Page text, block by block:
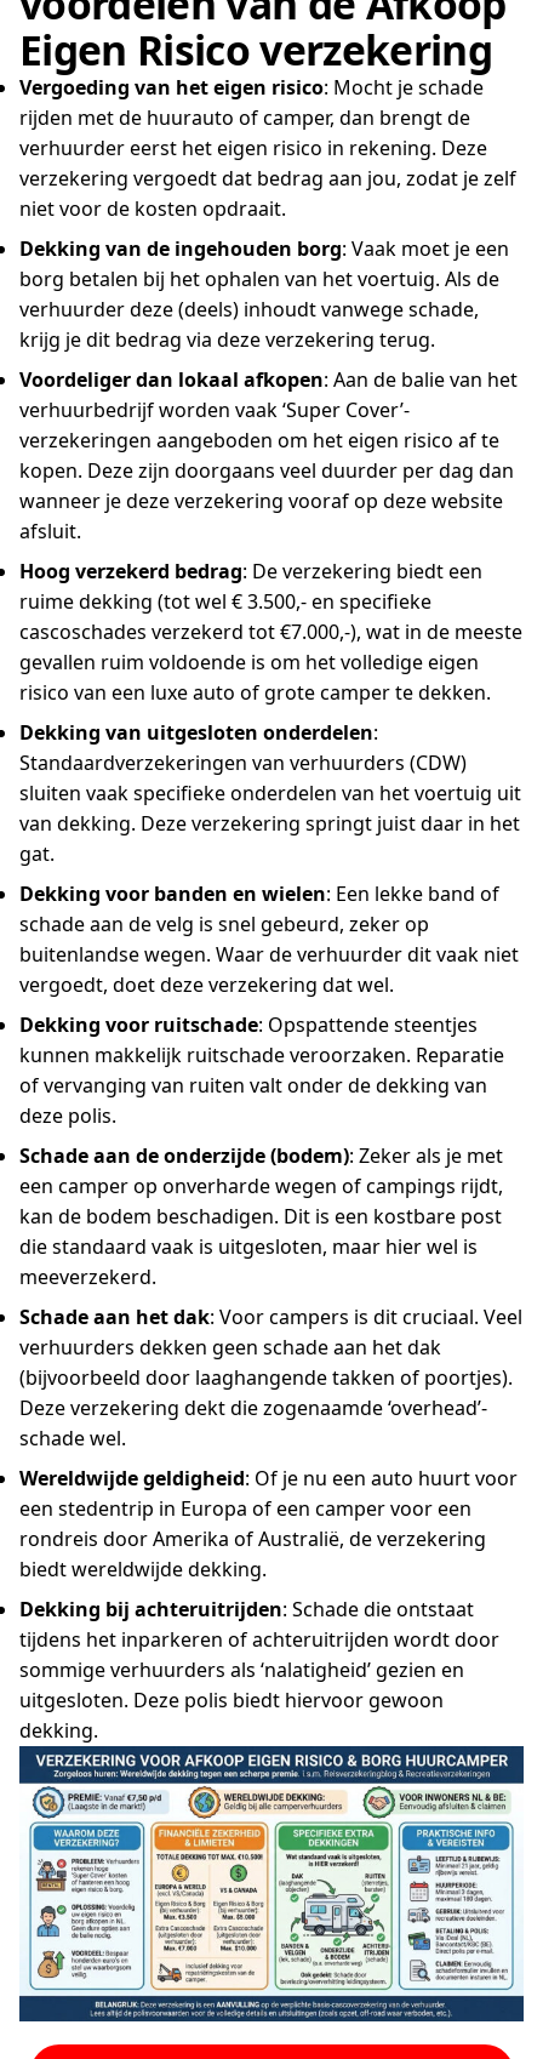
Eigen Risico verzekering
Vergoeding van het eigen risico: Mocht je schade
rijden met de huurauto of camper, dan brengt de
verhuurder eerst het eigen risico in rekening. Deze
verzekering vergoedt dat bedrag aan jou, zodat je zelf
niet voor de kosten opdraait.
Dekking van de ingehouden borg: Vaak moet je een
borg betalen bij het ophalen van het voertuig. Als de
verhuurder deze (deels) inhoudt vanwege schade,
krijg je dit bedrag via deze verzekering terug.
Voordeliger dan lokaal afkopen: Aan de balie van het
verhuurbedrijf worden vaak ‘Super Cover’-
verzekeringen aangeboden om het eigen risico af te
kopen. Deze zijn doorgaans veel duurder per dag dan
wanneer je deze verzekering vooraf op deze website
afsluit.
Hoog verzekerd bedrag: De verzekering biedt een
ruime dekking (tot wel € 3.500,- en specifieke
cascoschades verzekerd tot €7.000,-), wat in de meeste
gevallen ruim voldoende is om het volledige eigen
risico van een luxe auto of grote camper te dekken.
Dekking van uitgesloten onderdelen:
Standaardverzekeringen van verhuurders (CDW)
sluiten vaak specifieke onderdelen van het voertuig uit
van dekking. Deze verzekering springt juist daar in het
gat.
Dekking voor banden en wielen: Een lekke band of
schade aan de velg is snel gebeurd, zeker op
buitenlandse wegen. Waar de verhuurder dit vaak niet
vergoedt, doet deze verzekering dat wel.
Dekking voor ruitschade: Opspattende steentjes
kunnen makkelijk ruitschade veroorzaken. Reparatie
of vervanging van ruiten valt onder de dekking van
deze polis.
Schade aan de onderzijde (bodem): Zeker als je met
een camper op onverharde wegen of campings rijdt,
kan de bodem beschadigen. Dit is een kostbare post
die standaard vaak is uitgesloten, maar hier wel is
meeverzekerd.
Schade aan het dak: Voor campers is dit cruciaal. Veel
verhuurders dekken geen schade aan het dak
(bijvoorbeeld door laaghangende takken of poortjes).
Deze verzekering dekt die zogenaamde ‘overhead’-
schade wel.
Wereldwijde geldigheid: Of je nu een auto huurt voor
een stedentrip in Europa of een camper voor een
rondreis door Amerika of Australië, de verzekering
biedt wereldwijde dekking.
Dekking bij achteruitrijden: Schade die ontstaat
tijdens het inparkeren of achteruitrijden wordt door
sommige verhuurders als ‘nalatigheid’ gezien en
uitgesloten. Deze polis biedt hiervoor gewoon
dekking.